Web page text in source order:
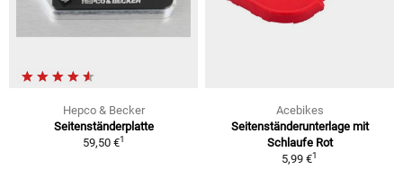
Hepco & Becker
Seitenständerplatte
59,50 €1
Acebikes
Seitenständerunterlage mit
Schlaufe Rot
5,99 €1